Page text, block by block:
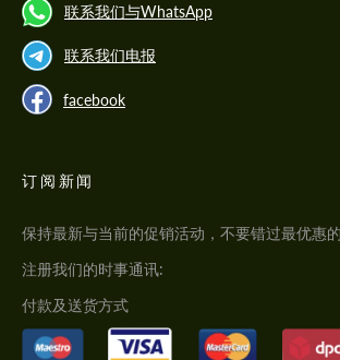
联系我们与WhatsApp
联系我们电报
facebook
订阅新闻
保持最新与当前的促销活动，不要错过最优惠
注册我们的时事通讯:
付款及送货方式